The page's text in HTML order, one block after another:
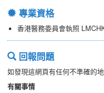
專業資格
香港醫務委員會執照
回報問題
如發現這網頁有任何不準確的
有關事情